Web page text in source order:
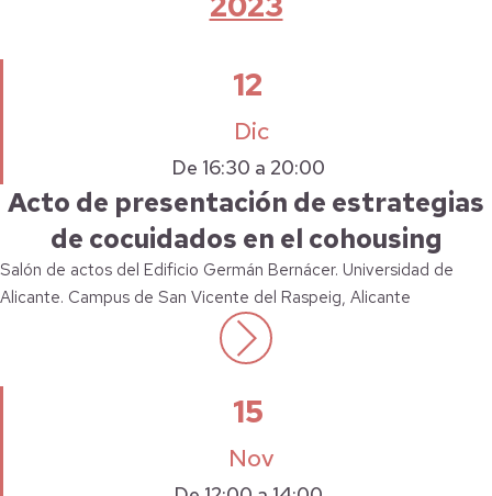
12
Dic
De 16:30 a 20:00
Acto de presentación de estrategias
de cocuidados en el cohousing
Salón de actos del Edificio Germán Bernácer. Universidad de
Alicante. Campus de San Vicente del Raspeig, Alicante
15
Nov